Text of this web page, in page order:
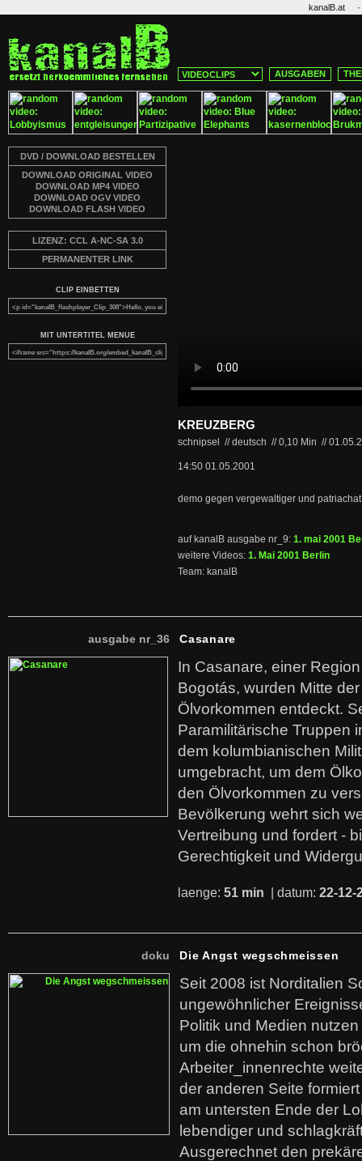
kanalB.at ·
AUSGABEN
DVD / DOWNLOAD BESTELLEN
DOWNLOAD ORIGINAL VIDEO
DOWNLOAD MP4 VIDEO
DOWNLOAD OGV VIDEO
DOWNLOAD FLASH VIDEO
LIZENZ: CCL A-NC-SA 3.0
PERMANENTER LINK
CLIP EINBETTEN
MIT UNTERTITEL MENUE
KREUZBERG
schnipsel // deutsch //0,10 Min //
14:50 01.05.2001
demo gegen vergewaltiger und
auf kanalB ausgabe nr_9: 1. mai 2001
weitere Videos: 1. Mai 2001 Berlin
Team: kanalB
ausgabe nr_36 Casanare
In Casanare, einer
Bogotás, wurden Mitte
Ölvorkommen entdeckt.
Paramilitärische Truppen
dem kolumbianischen
umgebracht, um dem
den Ölvorkommen zu
Bevölkerung wehrt sich
Vertreibung und fordert -
Gerechtigkeit und
laenge: 51 min | datum: 22-12-
doku Die Angst wegschmeissen
Seit 2008 ist Norditalien
ungewöhnlicher
Politik und Medien
um die ohnehin schon
Arbeiter_innenrechte
der anderen Seite
am untersten Ende der
lebendiger und
Ausgerechnet den